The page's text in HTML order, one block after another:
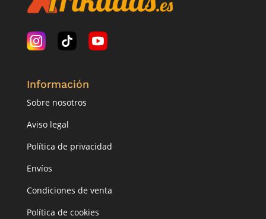
Información
Sobre nosotros
Aviso legal
Política de privacidad
Envíos
Condiciones de venta
Política de cookies